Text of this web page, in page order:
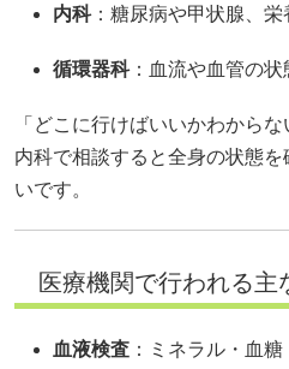
内科：糖尿病や甲状腺、栄
循環器科：血流や血管の状
「どこに行けばいいかわから
内科で相談すると全身の状態
いです。
医療機関で行われる主
血液検査 ：ミネラル・血